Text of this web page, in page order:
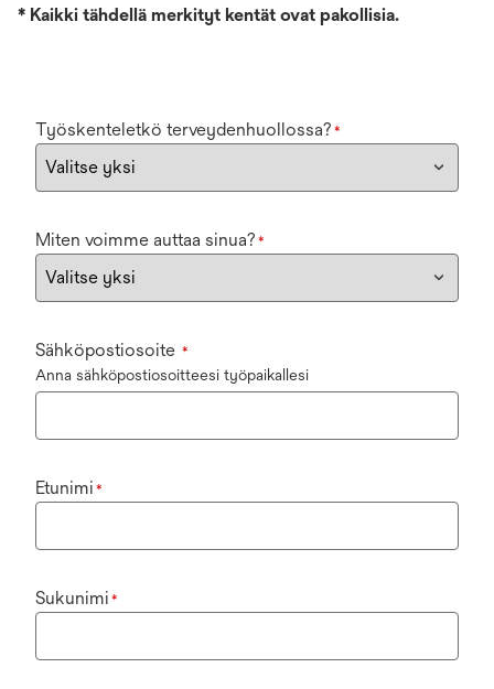
* Kaikki tähdellä merkityt kentät ovat pakollisia.
Työskenteletkö terveydenhuollossa? *
Miten voimme auttaa sinua? *
Sähköpostiosoite *
Anna sähköpostiosoitteesi työpaikallesi
Etunimi *
Sukunimi *